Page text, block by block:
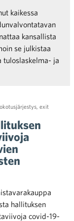
kaikessa
kansallista
se julkistaa
tuloslaskelma- ja
, exit
hallituksen
covid-19-